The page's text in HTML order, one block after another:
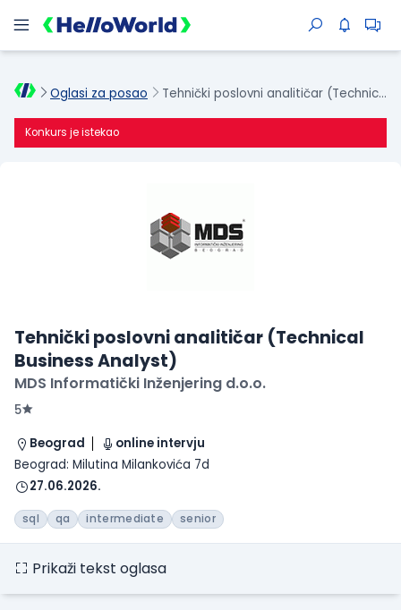
Oglasi za posao Tehnički poslovni analitičar (Technical Business Analyst)
Konkurs je istekao
Tehnički poslovni analitičar (Technical
Business Analyst)
MDS Informatički Inženjering d.o.o.
5
Beograd
online intervju
Beograd: Milutina Milankovića 7d
27.06.2026.
sql qa intermediate senior
Prikaži tekst oglasa